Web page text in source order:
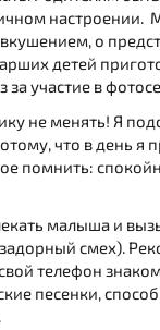
настроении.
о
детей
участие в
не менять! Я
что в день я
помнить:
малыша и
смех).
телефон
песенки,